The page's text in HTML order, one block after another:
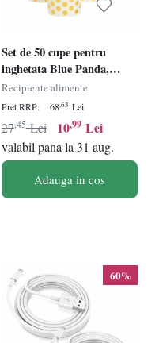
Set de 50 cupe pentru
inghetata Blue Panda,
hartie, alb/auriu, 8,9 x 5,6
cm , 237 ml
Recipiente alimente
Pret RRP: 68,63 Lei
10,99 Lei
27,45 Lei
valabil pana la 31 aug.
Adauga in cos
60%